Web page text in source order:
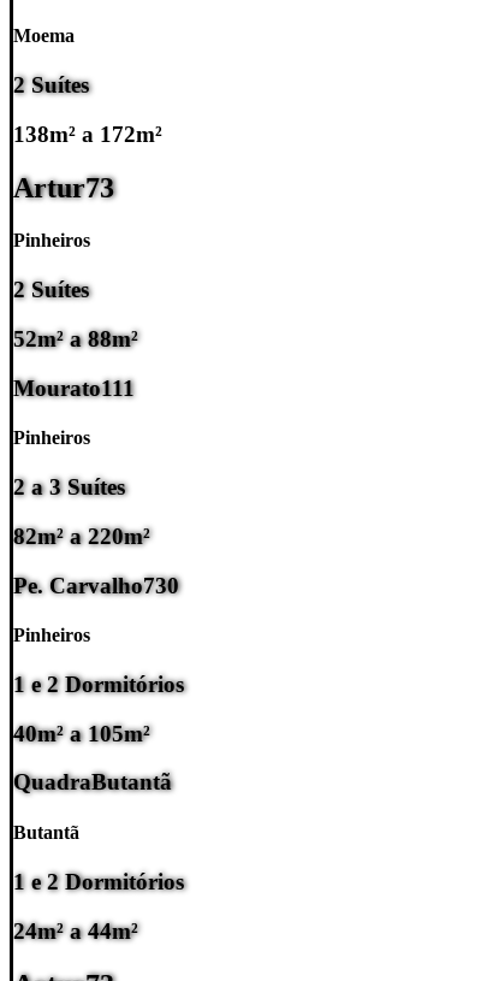
Moema
2 Suítes
138m² a 172m²
Artur73
Pinheiros
2 Suítes
52m² a 88m²
Mourato111
Pinheiros
2 a 3 Suítes
82m² a 220m²
Pe. Carvalho730
Pinheiros
1 e 2 Dormitórios
40m² a 105m²
QuadraButantã
Butantã
1 e 2 Dormitórios
24m² a 44m²